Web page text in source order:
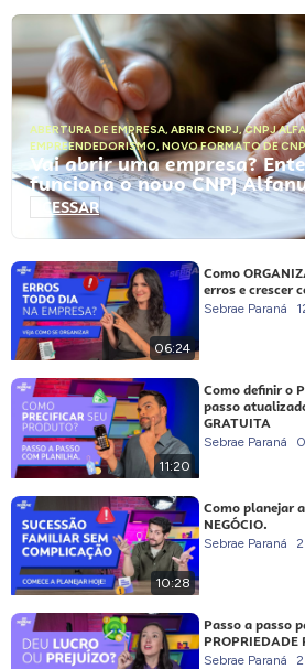
ABERTURA DE EMPRESA, ABRIR CNPJ,CNPJ
EMPREENDEDORISMO, NOVO FORMATO DE
Vai abrir uma empresa?
funciona o novo CNPJ
ACESSAR
06:24
Como
erros e crescer
Sebrae Paraná
11:20
Como definir o
passo
GRATUITA
Sebrae Paraná
10:28
Como planejar
NEGÓCIO.
Sebrae Paraná
Passo a passo
PROPRIEDADE
Sebrae Paraná